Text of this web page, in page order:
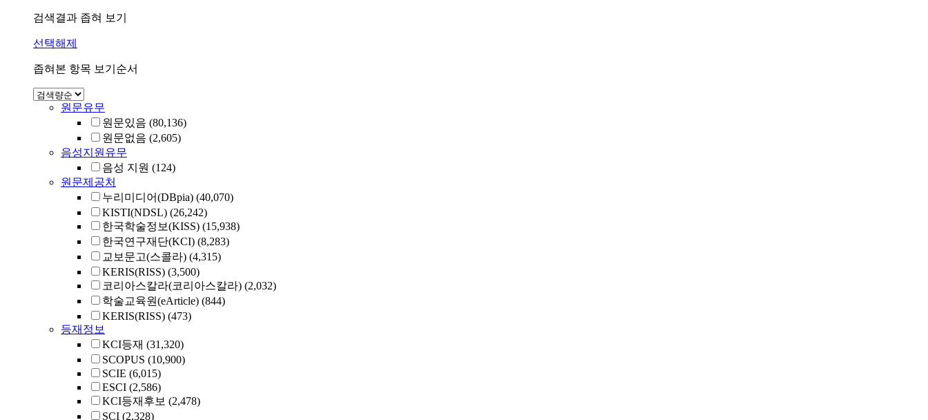
검색결과 좁혀 보기
선택해제
좁혀본 항목 보기순서
원문유무
원문있음 (80,136)
원문없음 (2,605)
음성지원유무
음성 지원 (124)
원문제공처
누리미디어(DBpia) (40,070)
KISTI(NDSL) (26,242)
한국학술정보(KISS) (15,938)
한국연구재단(KCI) (8,283)
교보문고(스콜라) (4,315)
KERIS(RISS) (3,500)
코리아스칼라(코리아스칼라) (2,032)
학술교육원(eArticle) (844)
KERIS(RISS) (473)
등재정보
KCI등재 (31,320)
SCOPUS (10,900)
SCIE (6,015)
ESCI (2,586)
KCI등재후보 (2,478)
SCI (2,328)